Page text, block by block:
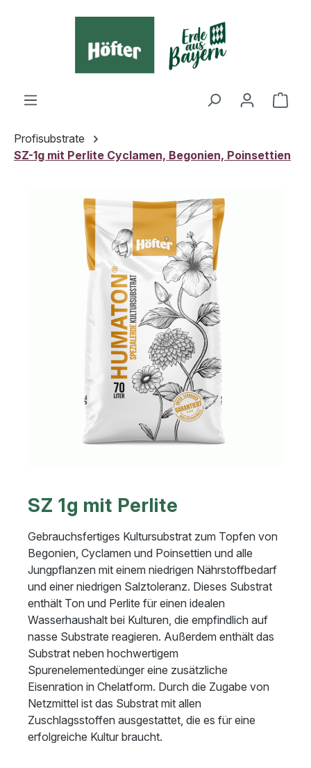
Profisubstrate
SZ-1g mit Perlite Cyclamen, Begonien, Poinsettien
SZ 1g mit Perlite
Gebrauchsfertiges Kultursubstrat zum Topfen von
Begonien, Cyclamen und Poinsettien und alle
Jungpflanzen mit einem niedrigen Nährstoffbedarf
und einer niedrigen Salztoleranz. Dieses Substrat
enthält Ton und Perlite für einen idealen
Wasserhaushalt bei Kulturen, die empfindlich auf
nasse Substrate reagieren. Außerdem enthält das
Substrat neben hochwertigem
Spurenelementedünger eine zusätzliche
Eisenration in Chelatform. Durch die Zugabe von
Netzmittel ist das Substrat mit allen
Zuschlagsstoffen ausgestattet, die es für eine
erfolgreiche Kultur braucht.